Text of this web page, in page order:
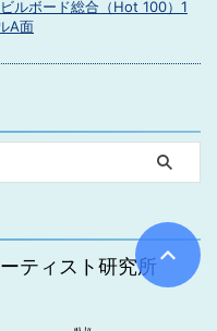
ルボード総合（Hot 100）1
A面
ティスト研究所